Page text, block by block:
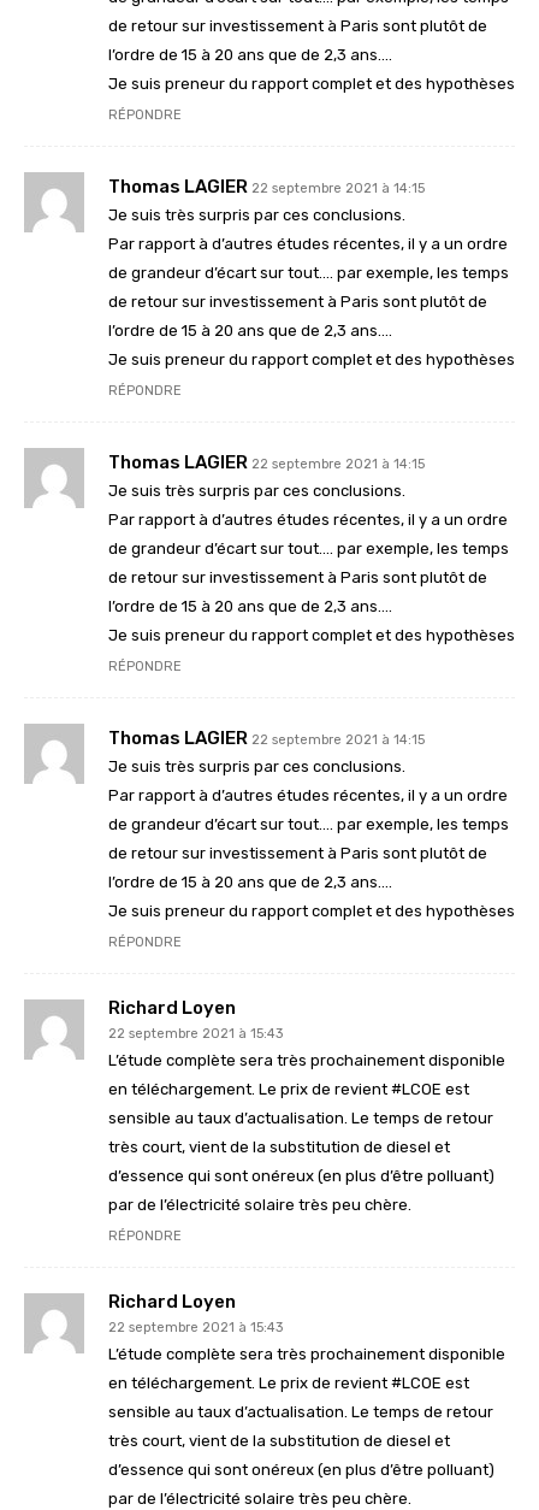
de retour sur investissement à Paris sont plutôt de
l’ordre de 15 à 20 ans que de 2,3 ans….
Je suis preneur du rapport complet et des hypothèses
RÉPONDRE
Thomas LAGIER 22 septembre 2021 à 14:15
Je suis très surpris par ces conclusions.
Par rapport à d’autres études récentes, il y a un ordre
de grandeur d’écart sur tout…. par exemple, les temps
de retour sur investissement à Paris sont plutôt de
l’ordre de 15 à 20 ans que de 2,3 ans….
Je suis preneur du rapport complet et des hypothèses
RÉPONDRE
Thomas LAGIER 22 septembre 2021 à 14:15
Je suis très surpris par ces conclusions.
Par rapport à d’autres études récentes, il y a un ordre
de grandeur d’écart sur tout…. par exemple, les temps
de retour sur investissement à Paris sont plutôt de
l’ordre de 15 à 20 ans que de 2,3 ans….
Je suis preneur du rapport complet et des hypothèses
RÉPONDRE
Thomas LAGIER 22 septembre 2021 à 14:15
Je suis très surpris par ces conclusions.
Par rapport à d’autres études récentes, il y a un ordre
de grandeur d’écart sur tout…. par exemple, les temps
de retour sur investissement à Paris sont plutôt de
l’ordre de 15 à 20 ans que de 2,3 ans….
Je suis preneur du rapport complet et des hypothèses
RÉPONDRE
Richard Loyen
22 septembre 2021 à 15:43
L’étude complète sera très prochainement disponible
en téléchargement. Le prix de revient #LCOE est
sensible au taux d’actualisation. Le temps de retour
très court, vient de la substitution de diesel et
d’essence qui sont onéreux (en plus d’être polluant)
par de l’électricité solaire très peu chère.
RÉPONDRE
Richard Loyen
22 septembre 2021 à 15:43
L’étude complète sera très prochainement disponible
en téléchargement. Le prix de revient #LCOE est
sensible au taux d’actualisation. Le temps de retour
très court, vient de la substitution de diesel et
d’essence qui sont onéreux (en plus d’être polluant)
par de l’électricité solaire très peu chère.